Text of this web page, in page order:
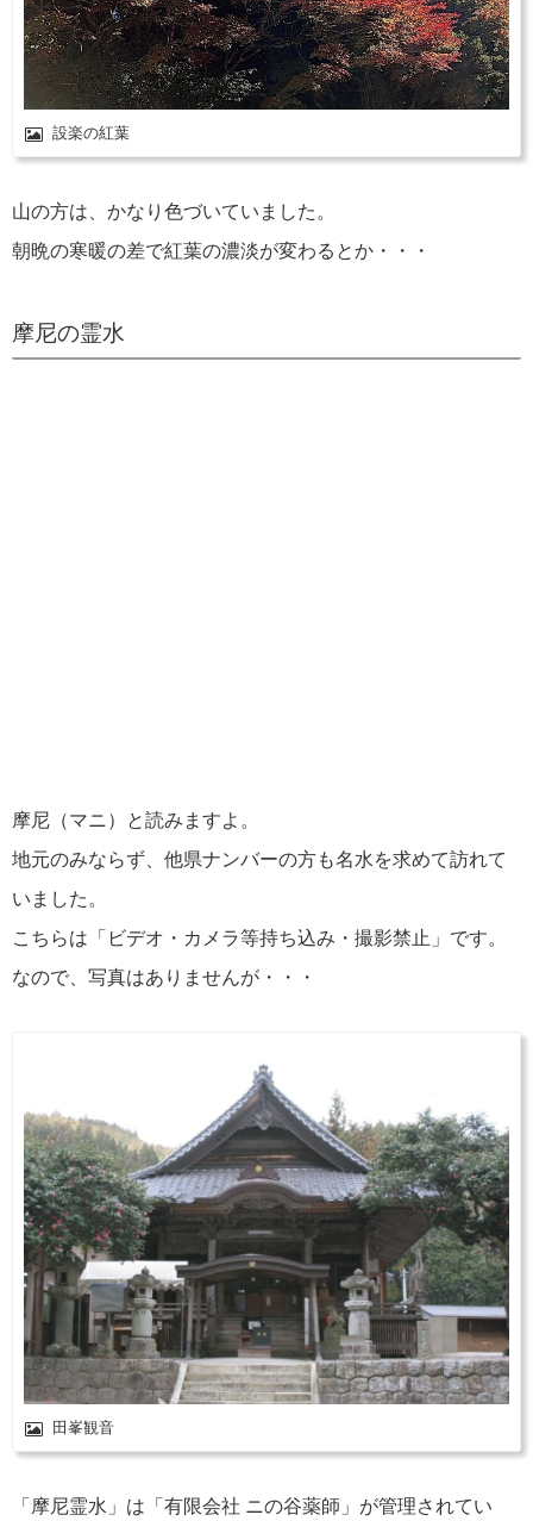
設楽の紅葉
山の方は、かなり色づいていました。
朝晩の寒暖の差で紅葉の濃淡が変わるとか・・・
摩尼の霊水
摩尼（マニ）と読みますよ。
地元のみならず、他県ナンバーの方も名水を求めて訪れて
いました。
こちらは「ビデオ・カメラ等持ち込み・撮影禁止」です。
なので、写真はありませんが・・・
田峯観音
「摩尼霊水」は「有限会社 ニの谷薬師」が管理されてい